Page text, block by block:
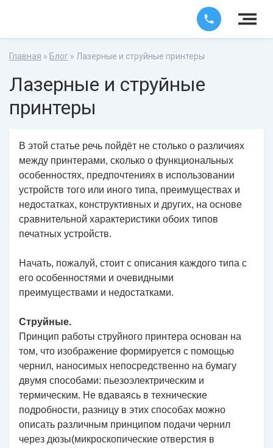
Главная » Блог » Лазерные и струйные принтеры
Лазерные и струйные
принтеры
В этой статье речь пойдёт не столько о различиях
между принтерами, сколько о функциональных
особенностях, предпочтениях в использовании
устройств того или иного типа, преимуществах и
недостатках, конструктивных и других, на основе
сравнительной характеристики обоих типов
печатных устройств.
Начать, пожалуй, стоит с описания каждого типа с
его особенностями и очевидными
преимуществами и недостатками.
Струйные.
Принцип работы струйного принтера основан на
том, что изображение формируется с помощью
чернил, наносимых непосредственно на бумагу
двумя способами: пьезоэлектрическим и
термическим. Не вдаваясь в технические
подробности, разницу в этих способах можно
описать различным принципом подачи чернил
через дюзы(микроскопические отверстия в